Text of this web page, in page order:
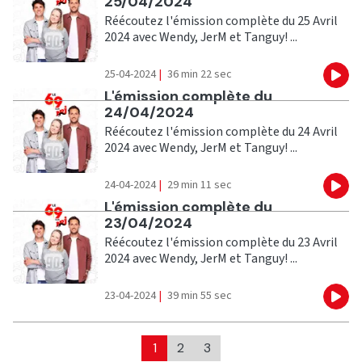
Réécoutez l'émission complète du 25 Avril
2024 avec Wendy, JerM et Tanguy! ...
25-04-2024 | 36 min 22 sec
Ecouter
L'émission complète du
24/04/2024
Réécoutez l'émission complète du 24 Avril
2024 avec Wendy, JerM et Tanguy! ...
24-04-2024 | 29 min 11 sec
Ecouter
L'émission complète du
23/04/2024
Réécoutez l'émission complète du 23 Avril
2024 avec Wendy, JerM et Tanguy! ...
23-04-2024 | 39 min 55 sec
1 2 3